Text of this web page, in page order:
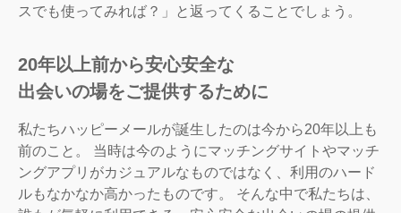
スでも使ってみれば？」と返ってくることでしょう。
20年以上前から安心安全な
出会いの場をご提供するために
私たちハッピーメールが誕生したのは今から20年以上も
前のこと。 当時は今のようにマッチングサイトやマッチ
ングアプリがカジュアルなものではなく、利用のハード
ルもなかなか高かったものです。 そんな中で私たちは、